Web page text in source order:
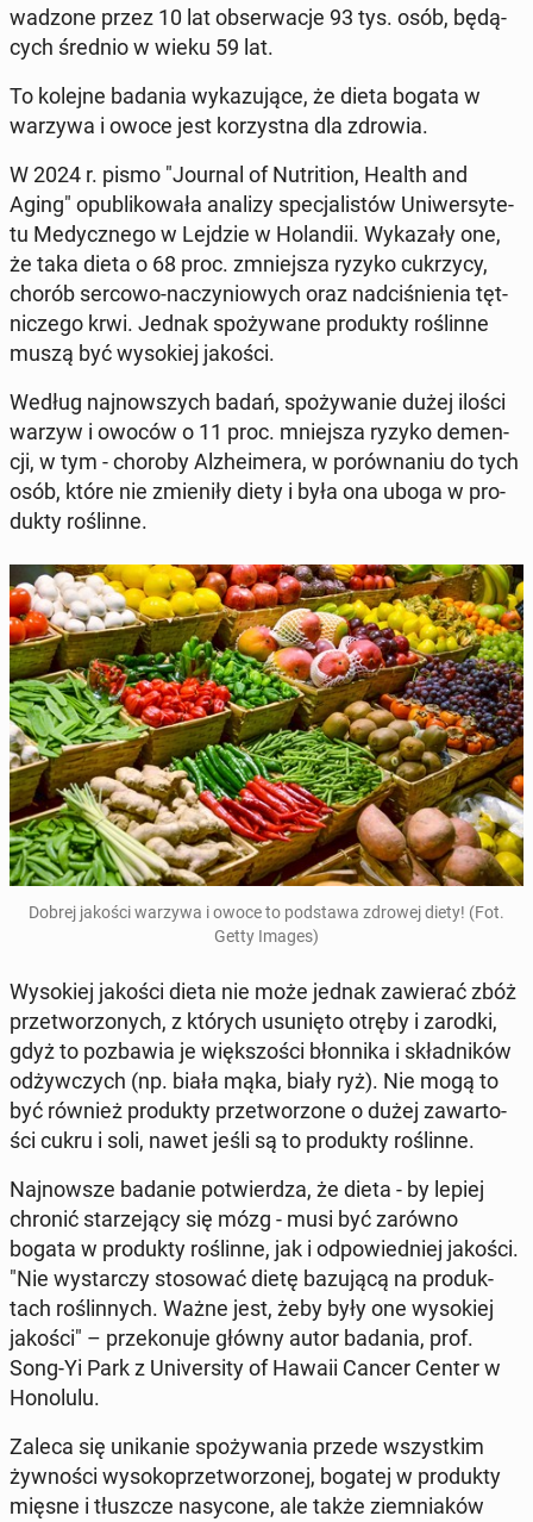
wa­dzo­ne przez 10 lat ob­ser­wa­cje 93 tys. osób, bę­dą­
cych średnio w wieku 59 lat.
To kolejne badania wy­ka­zu­ją­ce, że dieta bogata w
warzywa i owoce jest ko­rzyst­na dla zdrowia.
W 2024 r. pismo "Journal of Nu­tri­tion, Health and
Aging" opu­bli­ko­wa­ła analizy spe­cja­li­stów Uni­wer­sy­te­
tu Me­dycz­ne­go w Lejdzie w Ho­lan­dii. Wy­ka­za­ły one,
że taka dieta o 68 proc. zmniej­sza ryzyko cu­krzy­cy,
chorób sercowo-na­czy­nio­wych oraz nad­ci­śnie­nia tęt­
ni­cze­go krwi. Jednak spo­ży­wa­ne pro­duk­ty ro­ślin­ne
muszą być wy­so­kiej jakości.
Według naj­now­szych badań, spo­ży­wa­nie dużej ilości
warzyw i owoców o 11 proc. mniej­sza ryzyko de­men­
cji, w tym - choroby Al­zhe­ime­ra, w po­rów­na­niu do tych
osób, które nie zmie­ni­ły diety i była ona uboga w pro­
duk­ty ro­ślin­ne.
Dobrej jakości warzywa i owoce to pod­sta­wa zdrowej diety! (Fot.
Getty Images)
Wy­so­kiej jakości dieta nie może jednak za­wie­rać zbóż
prze­two­rzo­nych, z których usu­nię­to otręby i zarodki,
gdyż to po­zba­wia je więk­szo­ści błon­ni­ka i skład­ni­ków
od­żyw­czych (np. biała mąka, biały ryż). Nie mogą to
być również pro­duk­ty prze­two­rzo­ne o dużej za­war­to­
ści cukru i soli, nawet jeśli są to pro­duk­ty ro­ślin­ne.
Naj­now­sze badanie po­twier­dza, że dieta - by lepiej
chronić sta­rze­ją­cy się mózg - musi być zarówno
bogata w pro­duk­ty ro­ślin­ne, jak i od­po­wied­niej jakości.
"Nie wy­star­czy sto­so­wać dietę ba­zu­ją­cą na pro­duk­
tach ro­ślin­nych. Ważne jest, żeby były one wy­so­kiej
jakości" – prze­ko­nu­je główny autor badania, prof.
Song-Yi Park z Uni­ver­si­ty of Hawaii Cancer Center w
Ho­no­lu­lu.
Zaleca się uni­ka­nie spo­ży­wa­nia przede wszyst­kim
żyw­no­ści wy­so­ko­prze­two­rzo­nej, bogatej w pro­duk­ty
mięsne i tłusz­cze na­sy­co­ne, ale także ziem­nia­ków